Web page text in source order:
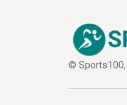
© Sports100,